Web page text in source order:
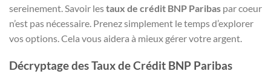
sereinement. Savoir lestaux de crédit BNP Paribas par coeur
n’est pas nécessaire. Prenez simplement le temps d’explorer
vos options. Cela vous aidera à mieux gérer votre argent.
Décryptage des Taux de Crédit BNP Paribas